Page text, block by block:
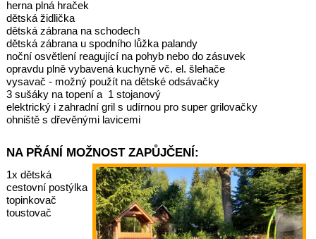
herna plná hraček
dětská židlička
dětská zábrana na schodech
dětská zábrana u spodního lůžka palandy
noční osvětlení reagující na pohyb nebo do zásuvek
opravdu plně vybavená kuchyně vč. el. šlehače
vysavač - možný použít na dětské odsávačky
3 sušáky na topení a 1 stojanový
elektrický i zahradní gril s udírnou pro super grilovačky
ohniště s dřevěnými lavicemi
NA PŘÁNÍ MOŽNOST ZAPŮJČENÍ:
1x dětská
cestovní postýlka
topinkovač
toustovač